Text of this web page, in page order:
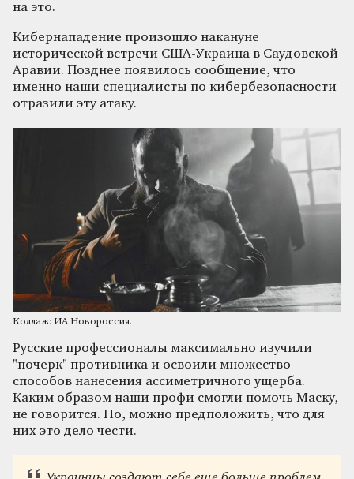
на это.
Кибернападение произошло накануне
исторической встречи США-Украина в Саудовской
Аравии. Позднее появилось сообщение, что
именно наши специалисты по кибербезопасности
отразили эту атаку.
Коллаж: ИА Новороссия.
Русские профессионалы максимально изучили
"почерк" противника и освоили множество
способов нанесения ассиметричного ущерба.
Каким образом наши профи смогли помочь Маску,
не говорится. Но, можно предположить, что для
них это дело чести.